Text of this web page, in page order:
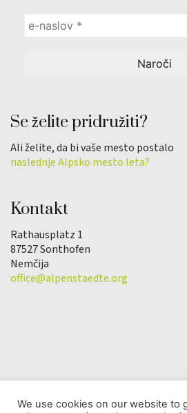
Se želite pridružiti?
Ali želite, da bi vaše mesto postalo
naslednje Alpsko mesto leta?
Kontakt
Rathausplatz 1
87527 Sonthofen
Nemčija
office@alpenstaedte.org
We use cookies on our website to